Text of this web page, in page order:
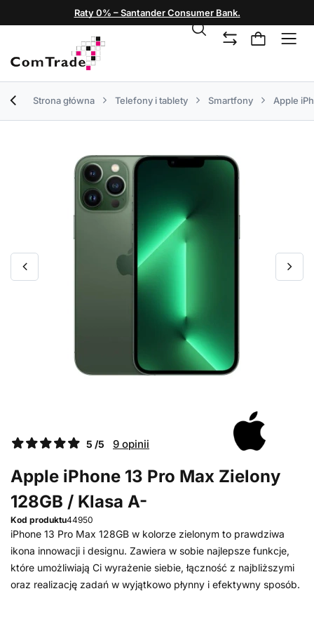
Raty 0% – Santander Consumer Bank.
Strona główna Telefony i tablety Smartfony Apple
5 /5 9 opinii
Apple iPhone 13 Pro Max Zielony
128GB / Klasa A-
Kod produktu44950
iPhone 13 Pro Max 128GB w kolorze zielonym to prawdziwa
ikona innowacji i designu. Zawiera w sobie najlepsze funkcje,
które umożliwiają Ci wyrażenie siebie, łączność z najbliższymi
oraz realizację zadań w wyjątkowo płynny i efektywny sposób.